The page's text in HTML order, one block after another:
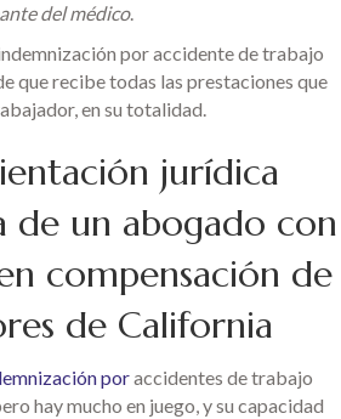
del médico.
por accidente de trabajo
que recibe todas las prestaciones que
en su totalidad.
jurídica
de un abogado con
compensación de
de California
poraccidentes de trabajo
hay mucho en juego, y su capacidad